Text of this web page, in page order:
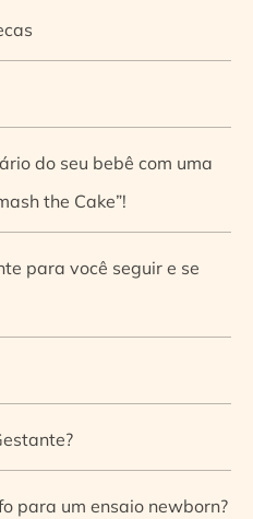
do seu bebê com uma
the Cake”!
para você seguir e se
para um ensaio newborn?